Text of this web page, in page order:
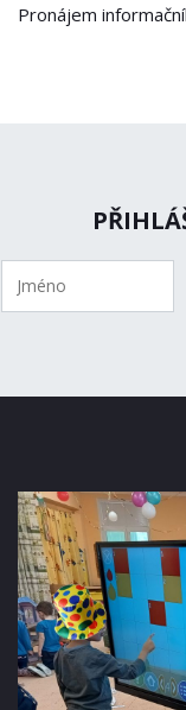
Pronájem